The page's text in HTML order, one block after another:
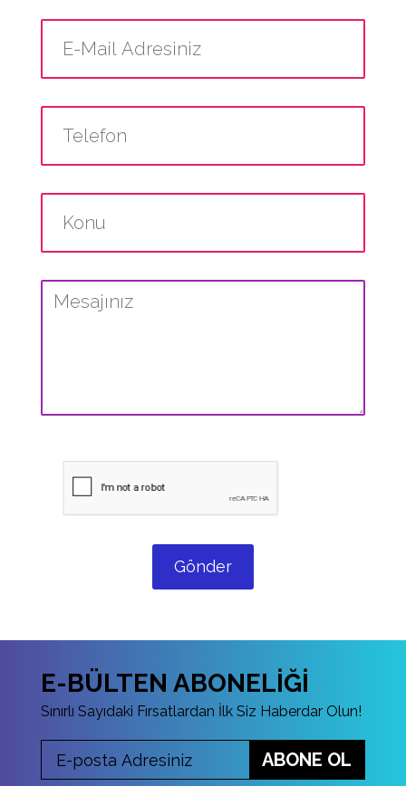
Gönder
E-BÜLTEN ABONELİĞİ
Sınırlı Sayıdaki Fırsatlardan İlk Siz Haberdar Olun!
ABONE OL